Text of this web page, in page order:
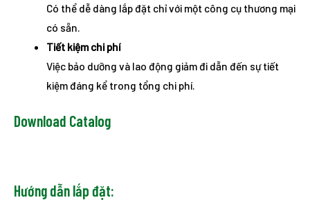
Có thể dễ dàng lắp đặt chỉ với một công cụ thương mại
có sẵn.
Tiết kiệm chi phí
Việc bảo dưỡng và lao động giảm đi dẫn đến sự tiết
kiệm đáng kể trong tổng chi phí.
Download Catalog
Hướng dẫn lắp đặt: